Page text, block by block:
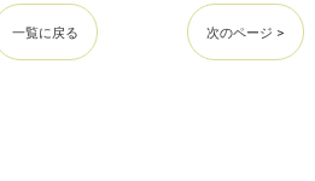
一覧に戻る 次のページ >